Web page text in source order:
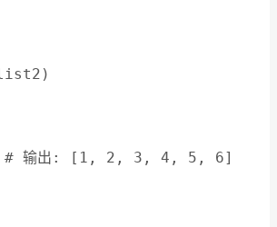
输出: [1, 2, 3, 4, 5, 6]